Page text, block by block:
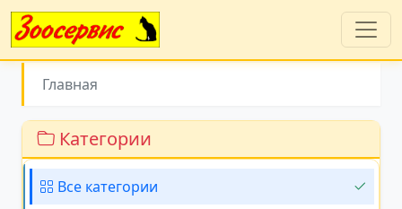
Главная
Категории
Все категории